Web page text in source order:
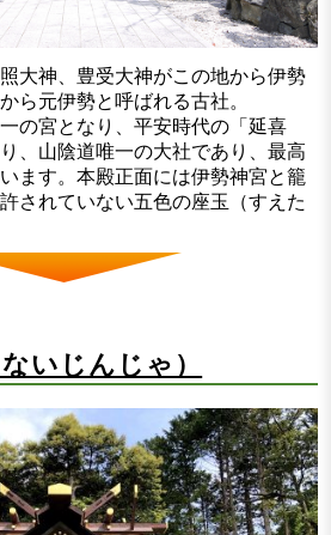
大神、豊受大神がこの地から伊勢
ら元伊勢と呼ばれる古社。
の宮となり、平安時代の「延喜
、山陰道唯一の大社であり、最高
ます。本殿正面には伊勢神宮と籠
されていない五色の座玉（すえた
いじんじゃ）